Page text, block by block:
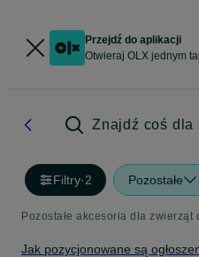
Przejdź do aplikacji
Otwieraj OLX jednym
Znajdź coś dla
Filtry·2 Pozostałe
Pozostałe akcesoria dla zwierząt
Jak pozycjonowane są